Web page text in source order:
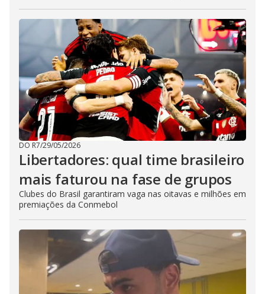
DO R7/29/05/2026
Libertadores: qual time brasileiro
mais faturou na fase de grupos
Clubes do Brasil garantiram vaga nas oitavas e milhões em
premiações da Conmebol